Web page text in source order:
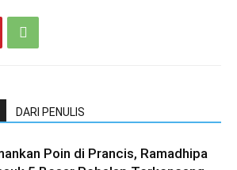
DARI PENULIS
Poin di Prancis, Ramadhipa